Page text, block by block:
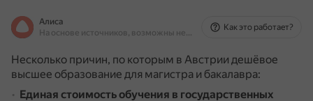
Алиса
На основе источников, возможны неточности
Как это работает?
Несколько причин, по которым в Австрии дешёвое
высшее образование для магистра и бакалавра:
Единая стоимость обучения в государственных